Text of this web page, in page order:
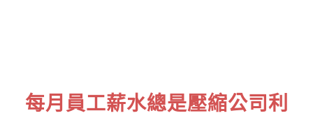
每月員工薪水總是壓縮公司利